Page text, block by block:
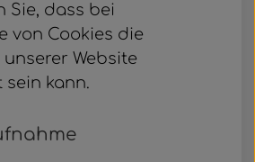
Sie, dass bei
von Cookies die
Website
sein kann.